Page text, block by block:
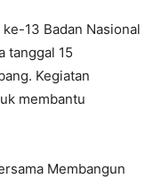
13 Badan Nasional
tanggal 15
Kegiatan
membantu
Membangun